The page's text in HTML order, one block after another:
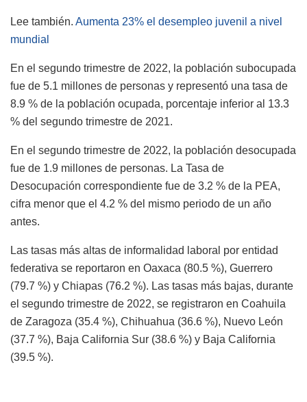
Lee también. Aumenta 23% el desempleo juvenil a nivel
mundial
En el segundo trimestre de 2022, la población subocupada
fue de 5.1 millones de personas y representó una tasa de
8.9 % de la población ocupada, porcentaje inferior al 13.3
% del segundo trimestre de 2021.
En el segundo trimestre de 2022, la población desocupada
fue de 1.9 millones de personas. La Tasa de
Desocupación correspondiente fue de 3.2 % de la PEA,
cifra menor que el 4.2 % del mismo periodo de un año
antes.
Las tasas más altas de informalidad laboral por entidad
federativa se reportaron en Oaxaca (80.5 %), Guerrero
(79.7 %) y Chiapas (76.2 %). Las tasas más bajas, durante
el segundo trimestre de 2022, se registraron en Coahuila
de Zaragoza (35.4 %), Chihuahua (36.6 %), Nuevo León
(37.7 %), Baja California Sur (38.6 %) y Baja California
(39.5 %).